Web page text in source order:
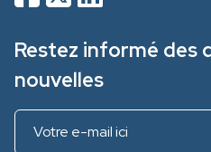
Restez informé des
nouvelles